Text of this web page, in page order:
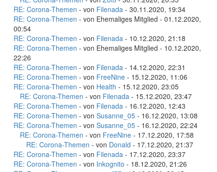
RE: Corona-Themen - von Filenada - 30.11.2020, 19:34
RE: Corona-Themen - von Ehemaliges Mitglied - 01.12.2020,
00:54
RE: Corona-Themen - von Filenada - 10.12.2020, 21:18
RE: Corona-Themen - von Ehemaliges Mitglied - 10.12.2020,
22:26
RE: Corona-Themen - von Filenada - 14.12.2020, 22:31
RE: Corona-Themen - von FreeNine - 15.12.2020, 11:06
RE: Corona-Themen - von Health - 15.12.2020, 23:05
RE: Corona-Themen - von Filenada - 15.12.2020, 23:47
RE: Corona-Themen - von Filenada - 16.12.2020, 12:43
RE: Corona-Themen - von Susanne_05 - 16.12.2020, 13:08
RE: Corona-Themen - von Susanne_05 - 16.12.2020, 22:24
RE: Corona-Themen - von FreeNine - 17.12.2020, 17:58
RE: Corona-Themen - von Donald - 17.12.2020, 21:37
RE: Corona-Themen - von Filenada - 17.12.2020, 23:37
RE: Corona-Themen - von Inkognito - 18.12.2020, 21:26